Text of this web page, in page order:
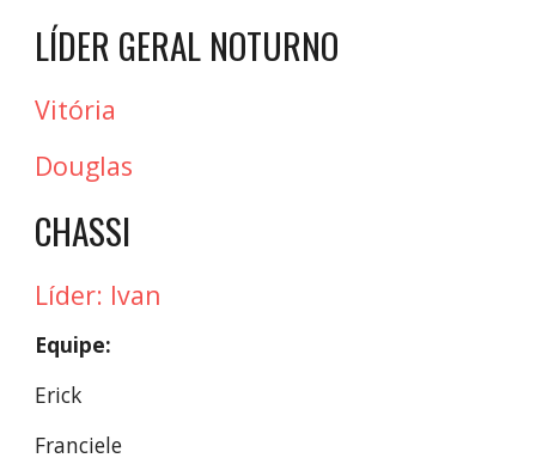
LÍDER GERAL NOTURNO
Vitória
Douglas
CHASSI
Líder: Ivan
Equipe:
Erick
Franciele